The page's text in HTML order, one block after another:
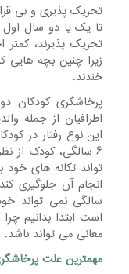
تحریک پذیری و بی
تا یک یا دو سال اول
تحریک پذیرند، کمتر
زیرا چنین بچه هایی
خندند.
پرخاشگری کودکان
اطرافیان از جمله
۶ سالگی، کودک از
تواند تکانه های خود
سالگی نمی تواند
است ابتدا بدانیم
معانی می تواند باشد.
مهمترین علت